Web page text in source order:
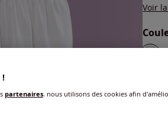
Voir
!
partenaires, nous utilisons des cookies afin